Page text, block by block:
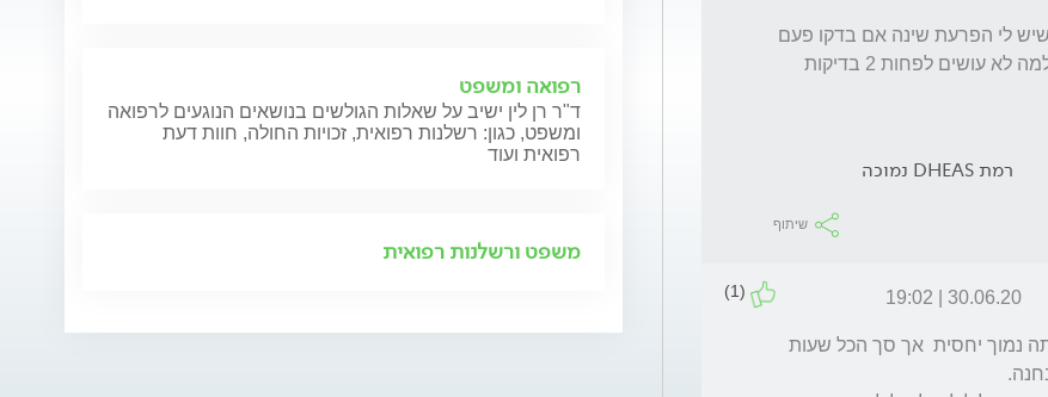
רמת DHEAS נמוכה
שיתוף
30.06.20 | 19:02
(1)
רפואה ומשפט
ד"ר רן לין ישיב על שאלות הגולשים בנושאים הנוגעים לרפואה
ומשפט, כגון: רשלנות רפואית, זכויות החולה, חוות דעת
רפואית ועוד
משפט ורשלנות רפואית